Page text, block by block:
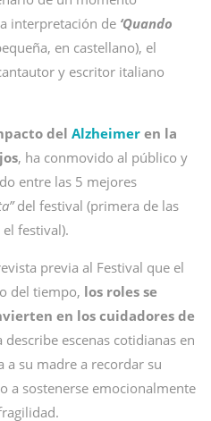
interpretación de ‘Quando
en castellano), el
y escritor italiano
del Alzheimer en la
, ha conmovido al público y
entre las 5 mejores
del festival (primera de las
festival).
previa al Festival que el
del tiempo, los roles se
en los cuidadores de
describe escenas cotidianas en
a su madre a recordar su
a sostenerse emocionalmente